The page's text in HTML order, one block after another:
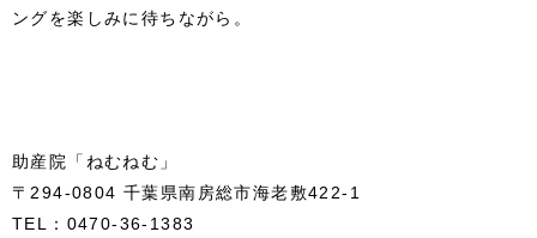
ングを楽しみに待ちながら。
助産院「ねむねむ」
〒294-0804 千葉県南房総市海老敷422-1
TEL：0470-36-1383